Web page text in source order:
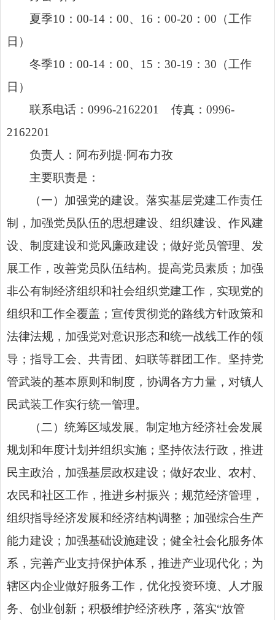
夏季10：00-14：00、16：00-20：00（工作
日）
冬季10：00-14：00、15：30-19：30（工作
日）
联系电话：0996-2162201 传真：0996-
2162201
负责人：阿布列提·阿布力孜
主要职责是：
（一）加强党的建设。落实基层党建工作责任
制，加强党员队伍的思想建设、组织建设、作风建
设、制度建设和党风廉政建设；做好党员管理、发
展工作，改善党员队伍结构。提高党员素质；加强
非公有制经济组织和社会组织党建工作，实现党的
组织和工作全覆盖；宣传贯彻党的路线方针政策和
法律法规，加强党对意识形态和统一战线工作的领
导；指导工会、共青团、妇联等群团工作。坚持党
管武装的基本原则和制度，协调各方力量，对镇人
民武装工作实行统一管理。
（二）统筹区域发展。制定地方经济社会发展
规划和年度计划并组织实施；坚持依法行政，推进
民主政治，加强基层政权建设；做好农业、农村、
农民和社区工作，推进乡村振兴；规范经济管理，
组织指导经济发展和经济结构调整；加强综合生产
能力建设；加强基础设施建设；健全社会化服务体
系，完善产业支持保护体系，推进产业现代化；为
辖区内企业做好服务工作，优化投资环境、人才服
务、创业创新；积极维护经济秩序，落实“放管